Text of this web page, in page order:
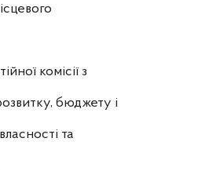
комісії з
бюджету і
та